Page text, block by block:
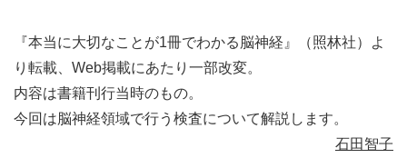
『本当に大切なことが1冊でわかる脳神経』（照林社）よ
り転載、Web掲載にあたり一部改変。
内容は書籍刊行当時のもの。
今回は脳神経領域で行う検査について解説します。
石田智子